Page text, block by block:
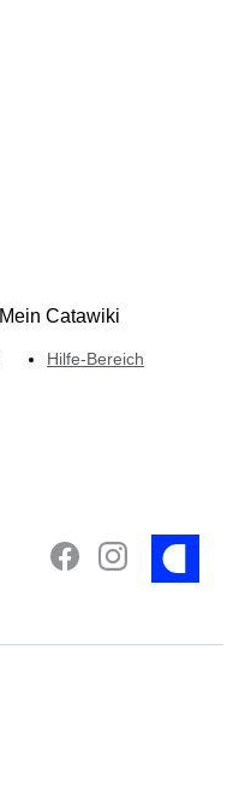
Mein Catawiki
Hilfe-Bereich